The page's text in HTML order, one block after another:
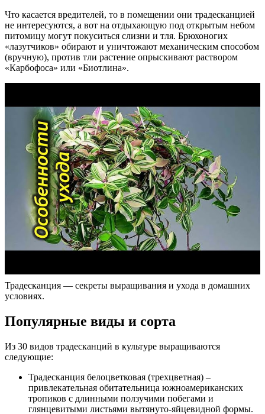
Что касается вредителей, то в помещении они традесканцией
не интересуются, а вот на отдыхающую под открытым небом
питомицу могут покуситься слизни и тля. Брюхоногих
«лазутчиков» обирают и уничтожают механическим способом
(вручную), против тли растение опрыскивают раствором
«Карбофоса» или «Биотлина».
Традесканция — секреты выращивания и ухода в домашних
условиях.
Популярные виды и сорта
Из 30 видов традесканций в культуре выращиваются
следующие:
Традесканция белоцветковая (трехцветная) –
привлекательная обитательница южноамериканских
тропиков с длинными ползучими побегами и
глянцевитыми листьями вытянуто-яйцевидной формы.